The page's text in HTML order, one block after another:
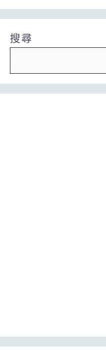
搜尋